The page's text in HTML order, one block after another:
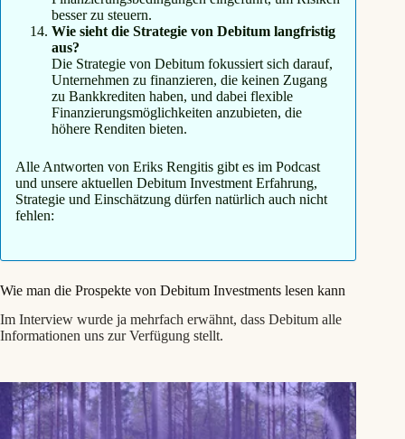
besser zu steuern.
Wie sieht die Strategie von Debitum langfristig
aus?
Die Strategie von Debitum fokussiert sich darauf,
Unternehmen zu finanzieren, die keinen Zugang
zu Bankkrediten haben, und dabei flexible
Finanzierungsmöglichkeiten anzubieten, die
höhere Renditen bieten.
Alle Antworten von Eriks Rengitis gibt es im Podcast
und unsere aktuellen Debitum Investment Erfahrung,
Strategie und Einschätzung dürfen natürlich auch nicht
fehlen:
Wie man die Prospekte von Debitum Investments lesen kann
Im Interview wurde ja mehrfach erwähnt, dass Debitum alle
Informationen uns zur Verfügung stellt.